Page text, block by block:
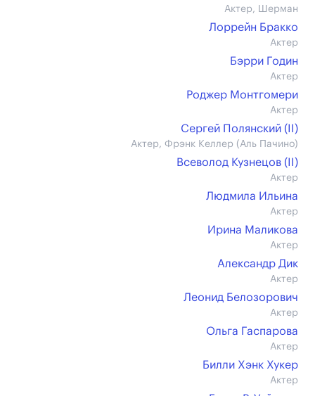
Актер, Шерман
Лоррейн Бракко
Актер
Бэрри Годин
Актер
Роджер Монтгомери
Актер
Сергей Полянский (II)
Актер, Фрэнк Келлер (Аль Пачино)
Всеволод Кузнецов (II)
Актер
Людмила Ильина
Актер
Ирина Маликова
Актер
Александр Дик
Актер
Леонид Белозорович
Актер
Ольга Гаспарова
Актер
Билли Хэнк Хукер
Актер